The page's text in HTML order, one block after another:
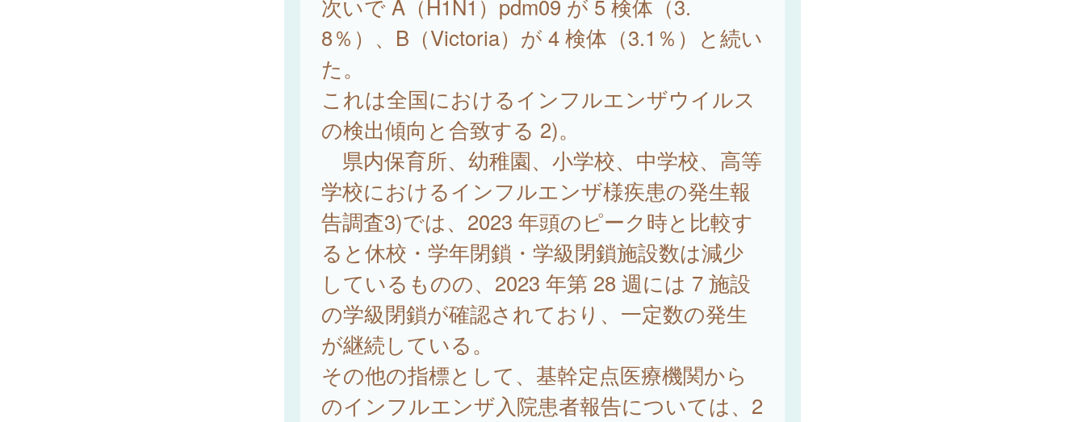
次いで A（H1N1）pdm09 が 5 検体（3.
8％）、B（Victoria）が 4 検体（3.1％）と続い
た。
これは全国におけるインフルエンザウイルス
の検出傾向と合致する 2)。
県内保育所、幼稚園、小学校、中学校、高等
学校におけるインフルエンザ様疾患の発生報
告調査3)では、2023 年頭のピーク時と比較す
ると休校・学年閉鎖・学級閉鎖施設数は減少
しているものの、2023 年第 28 週には 7 施設
の学級閉鎖が確認されており、一定数の発生
が継続している。
その他の指標として、基幹定点医療機関から
のインフルエンザ入院患者報告については、2